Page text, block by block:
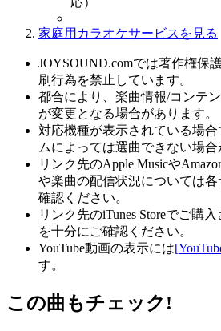
家庭用カラオケサービスを見る
JOYSOUND.comでは著作権保
刷行為を禁止しています。
都合により、楽曲情報/コンテ
が変更となる場合があります。
対応機種が表示されている場
ムによっては選曲できない場合
リンク先のApple Musicや
や楽曲の配信状況については
確認ください。
リンク先のiTunes Storeでご購
を十分にご確認ください。
YouTube動画の表示には
す。
この曲もチェック!